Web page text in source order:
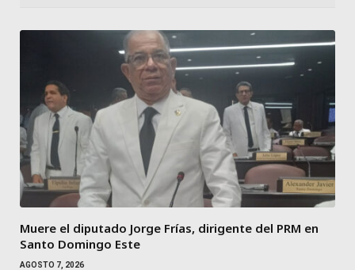
Muere el diputado Jorge Frías, dirigente del PRM en
Santo Domingo Este
AGOSTO 7, 2026